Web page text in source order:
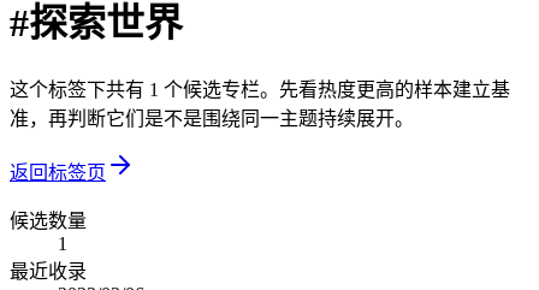
#探索世界
这个标签下共有 1 个候选专栏。先看热度更高的样本建立基
准，再判断它们是不是围绕同一主题持续展开。
返回标签页
候选数量
1
最近收录